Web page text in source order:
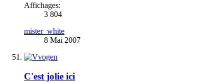
Affichages:
3 804
mister_white
8 Mai 2007
C'est jolie ici